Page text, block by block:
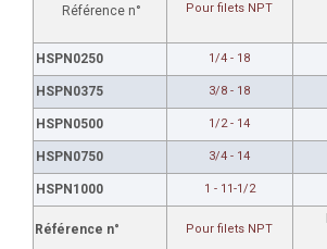
Référence n° Pour filets NPT
HSPN0250 1/4 - 18
HSPN0375 3/8 - 18
HSPN0500 1/2 - 14
HSPN0750 3/4 - 14
HSPN1000 1 - 11-1/2
Référence n° Pour filets NPT